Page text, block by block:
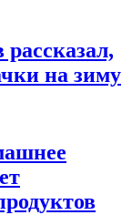
на зиму